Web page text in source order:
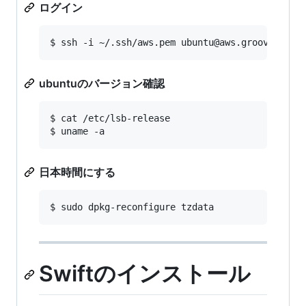
ログイン
ubuntuのバージョン確認
$ cat /etc/lsb-release
日本時間にする
Swiftのインストール